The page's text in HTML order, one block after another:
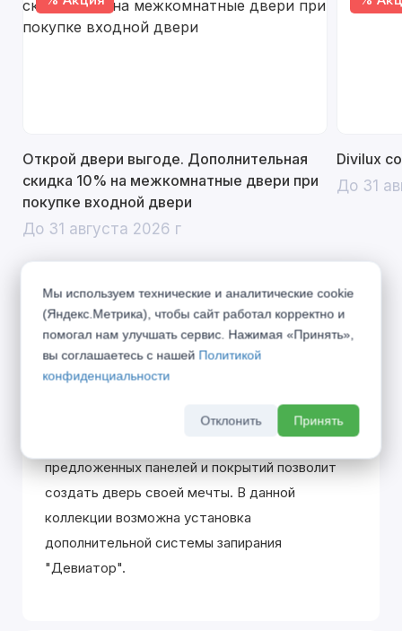
Открой двери выгоде. Дополнительная
скидка 10% на межкомнатные двери при
покупке входной двери
До 31 августа 2026 г
Divilux
До 31
Описание
Надежные двери коллекции Бизнес подарят
уплотнителей "HERMETIC" защитит Вас от
постороннего шума и запаха. Многообразие
предложенных панелей и покрытий позволит
создать дверь своей мечты. В данной
коллекции возможна установка
дополнительной системы запирания
"Девиатор".
Мы используем технические и аналитические cookie
(Яндекс.Метрика), чтобы сайт работал корректно и
помогал нам улучшать сервис. Нажимая «Принять»,
вы соглашаетесь с нашей Политикой
конфиденциальности
Отклонить Принять